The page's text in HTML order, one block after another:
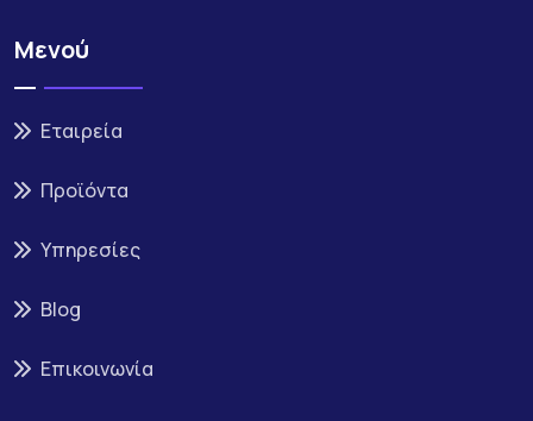
Μενού
Εταιρεία
Προϊόντα
Υπηρεσίες
Blog
Επικοινωνία